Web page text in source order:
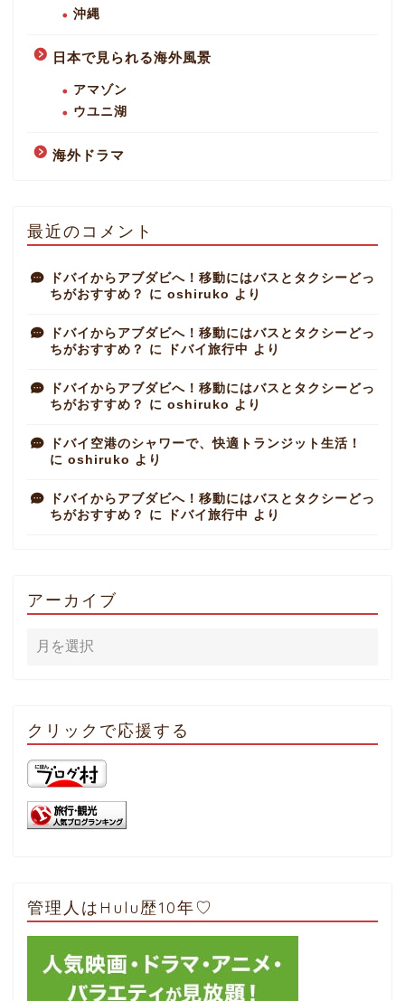
沖縄
日本で見られる海外風景
アマゾン
ウユニ湖
海外ドラマ
最近のコメント
ドバイからアブダビへ！移動にはバスとタクシーどっ
ちがおすすめ？
に oshiruko より
ドバイからアブダビへ！移動にはバスとタクシーどっ
ちがおすすめ？
に ドバイ旅行中 より
ドバイからアブダビへ！移動にはバスとタクシーどっ
ちがおすすめ？
に oshiruko より
ドバイ空港のシャワーで、快適トランジット生活！
に oshiruko より
ドバイからアブダビへ！移動にはバスとタクシーどっ
ちがおすすめ？
に ドバイ旅行中 より
アーカイブ
クリックで応援する
管理人はHulu歴10年♡